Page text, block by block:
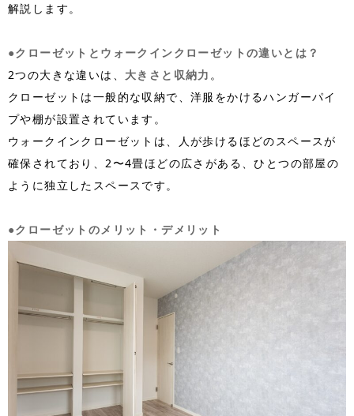
解説します。
●クローゼットとウォークインクローゼットの違いとは？
2つの大きな違いは、 大きさと収納力 。
クローゼットは一般的な収納で、洋服をかけるハンガーパイ
プや棚が設置されています。
ウォークインクローゼットは、人が歩けるほどのスペースが
確保されており、2〜4畳ほどの広さがある、ひとつの部屋の
ように独立したスペースです。
●クローゼットのメリット・デメリット